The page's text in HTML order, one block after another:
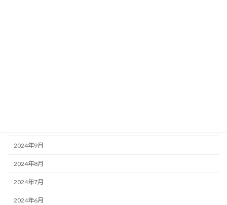
2024年9月
2024年8月
2024年7月
2024年6月